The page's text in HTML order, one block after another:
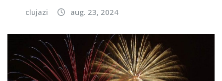
clujazi aug. 23, 2024